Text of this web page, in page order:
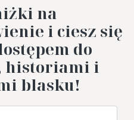
na
i ciesz się
do
historiami i
blasku!